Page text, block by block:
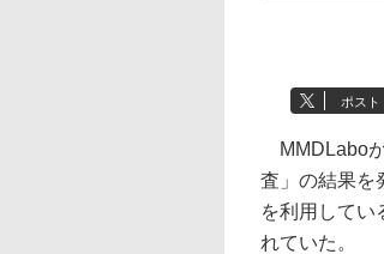
ポスト
MMDLabo
査」の結果を
を利用してい
れていた。